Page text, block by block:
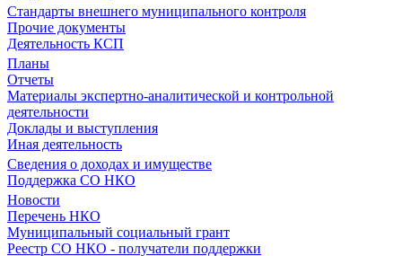
Стандарты внешнего муниципального контроля
Прочие документы
Деятельность КСП
Планы
Отчеты
Материалы экспертно-аналитической и контрольной
деятельности
Доклады и выступления
Иная деятельность
Сведения о доходах и имуществе
Поддержка СО НКО
Новости
Перечень НКО
Муниципальный социальный грант
Реестр СО НКО - получатели поддержки